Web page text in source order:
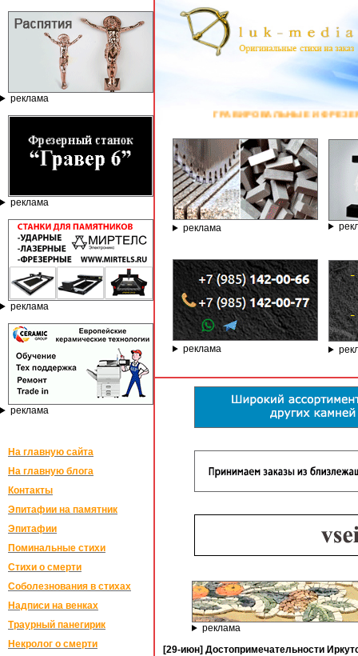
реклама
реклама
реклама
реклама
На главную сайта
На главную блога
Контакты
Эпитафии на памятник
Эпитафии
Поминальные стихи
Стихи о смерти
Соболезнования в стихах
Надписи на венках
Траурный панегирик
Некролог о смерти
ГРАВИРОВАЛЬНЫЕ И ФРЕЗЕРНЫЕ СТАНКИ ПО КАМНЮ ОТ
реклама
реклама
реклама
[29-июн] Достопримечательности